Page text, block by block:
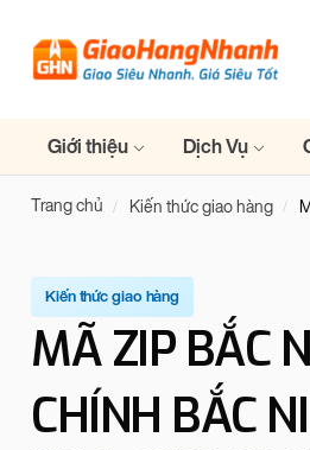
Giới thiệu Dịch Vụ
Trang chủ Kiến thức giao hàng
Kiến thức giao hàng
MÃ ZIP BẮC
CHÍNH BẮC